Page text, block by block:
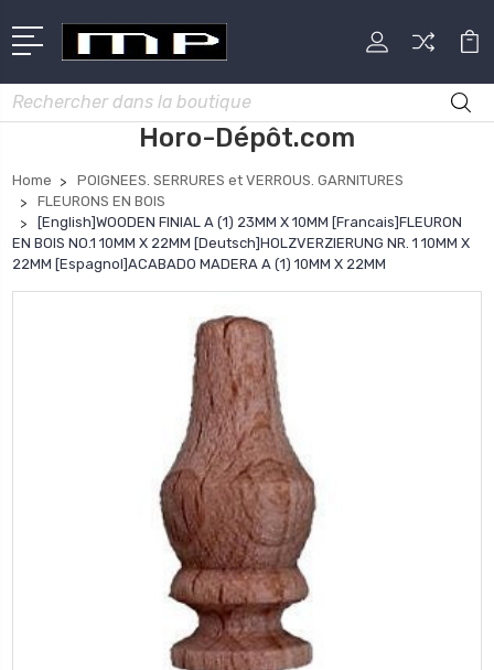
Rechercher
Horo-Dépôt.com
Home
POIGNEES. SERRURES et VERROUS. GARNITURES
FLEURONS EN BOIS
[English]WOODEN FINIAL A (1) 23MM X 10MM [Francais]FLEURON
EN BOIS NO.1 10MM X 22MM [Deutsch]HOLZVERZIERUNG NR. 1 10MM X
22MM [Espagnol]ACABADO MADERA A (1) 10MM X 22MM